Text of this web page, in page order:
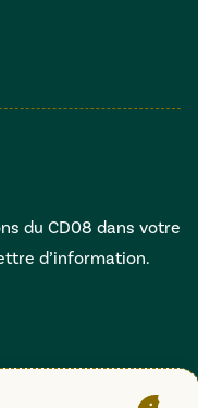
du CD08 dans votre
d’information.